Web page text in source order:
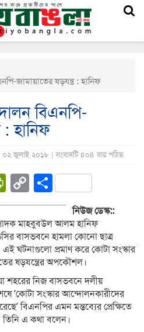
জামায়াতের ষড়যন্ত্র : হানিফ
বিএনপি-
: হানিফ
০২ জুলাই ২০১৮ | সংবাদটি ৪০৪ বার পঠিত
PrintFriendly
Copy
Link
Share
নিউজ ডেস্ক::
মাহবুবউল আলম হানিফ
বাসভবনে হামলা কোনো ছাত্র
ঘটনাগুলো প্রমাণ করে কোটা সংস্কার
ষড়যন্ত্রের অপকৌশল।
শহরের নিজ বাসভবনে দলীয়
‘কোটা সংস্কার আন্দোলনকারীদের
বিএনপির এমন মন্তব্যের প্রেক্ষিতে
তিনি এ কথা বলেন।